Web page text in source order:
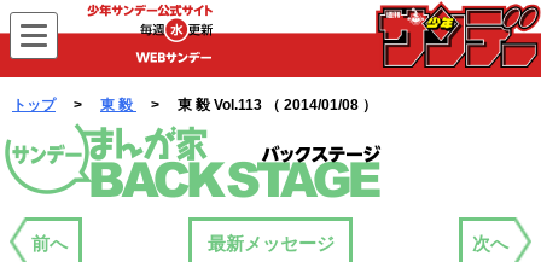
WEBサンデー
トップ> 東 毅 > 東 毅 Vol.113 （ 2014/01/08 ）
まんが家バックステージ
前へ 最新メッセージ 次へ